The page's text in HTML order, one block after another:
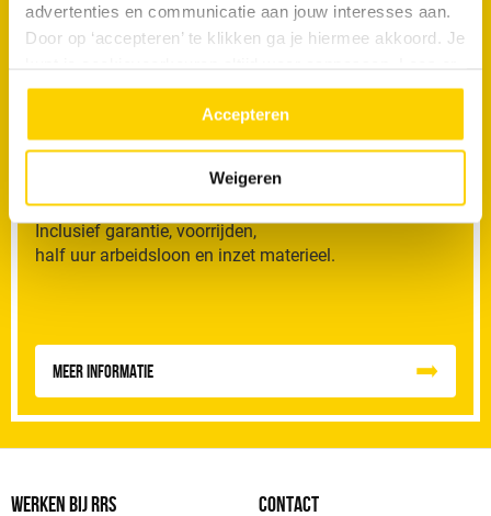
advertenties en communicatie aan jouw interesses aan.
Door op ‘accepteren’ te klikken ga je hiermee akkoord. Je
meer over in onsprivacy beleid.
Accepteren
Weigeren
Vragen of suggesties
het op
Inclusief garantie, voorrijden,
half uur arbeidsloon en inzet materieel.
€149
Meer informatie
WERKEN BIJ RRS CONTACT